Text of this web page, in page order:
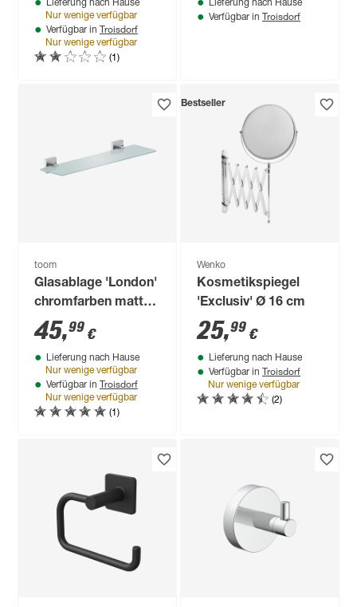
68,5 cm
Lieferung nach Hause
Nur wenige verfügbar
Verfügbar in Troisdorf
Nur wenige verfügbar
(1)
Lieferung nach Hause
Verfügbar in Troisdorf
toom
Glasablage 'London'
chromfarben matt
gebürstet 49,9 x 14
cm
45,99 €
Lieferung nach Hause
Nur wenige verfügbar
Verfügbar in Troisdorf
Nur wenige verfügbar
(1)
Bestseller
Wenko
Kosmetikspiegel
'Exclusiv' Ø 16 cm
25,99 €
Lieferung nach Hause
Verfügbar in Troisdorf
Nur wenige verfügbar
(2)